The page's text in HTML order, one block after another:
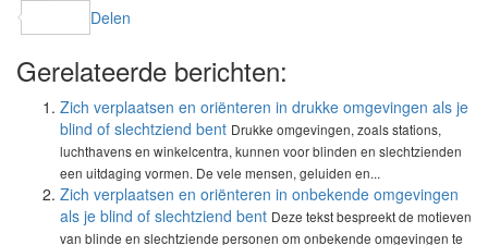
Delen
Gerelateerde berichten:
Zich verplaatsen en oriënteren in drukke omgevingen als je
blind of slechtziend bent Drukke omgevingen, zoals stations,
luchthavens en winkelcentra, kunnen voor blinden en slechtzienden
een uitdaging vormen. De vele mensen, geluiden en...
Zich verplaatsen en oriënteren in onbekende omgevingen
als je blind of slechtziend bent Deze tekst bespreekt de motieven
van blinde en slechtziende personen om onbekende omgevingen te